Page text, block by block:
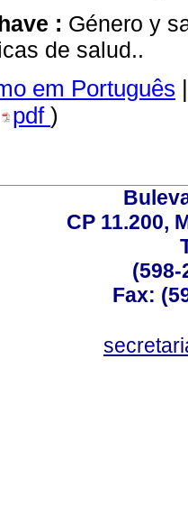
: Género y
de salud..
em Português |
pdf )
CP 11.200,
(598-
Fax: